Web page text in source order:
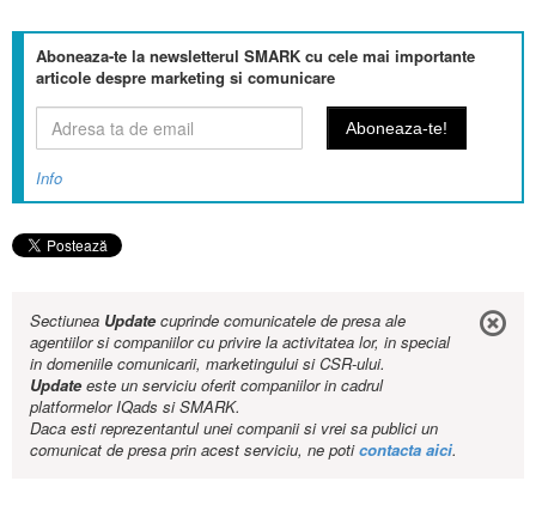
Aboneaza-te la newsletterul SMARK cu cele mai importante
articole despre marketing si comunicare
Info
Sectiunea Updatecuprinde comunicatele de presa ale
agentiilor si companiilor cu privire la activitatea lor, in special
in domeniile comunicarii, marketingului si CSR-ului.
Updateeste un serviciu oferit companiilor in cadrul
platformelor IQads si SMARK.
Daca esti reprezentantul unei companii si vrei sa publici un
comunicat de presa prin acest serviciu, ne poticontacta aici.